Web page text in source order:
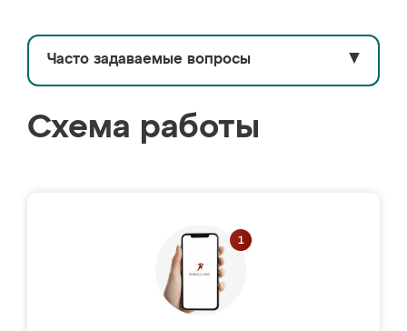
Часто задаваемые вопросы ▼
Схема работы